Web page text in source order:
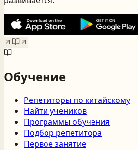
Обучение
Репетиторы по китайскому
Найти учеников
Программы обучения
Подбор репетитора
Первое занятие